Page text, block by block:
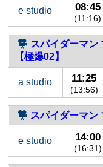
e studio 08:45
(11:16)
スパイダーマン
【極爆02】
a studio 11:25
(13:56)
スパイダーマン
e studio 14:00
(16:31)